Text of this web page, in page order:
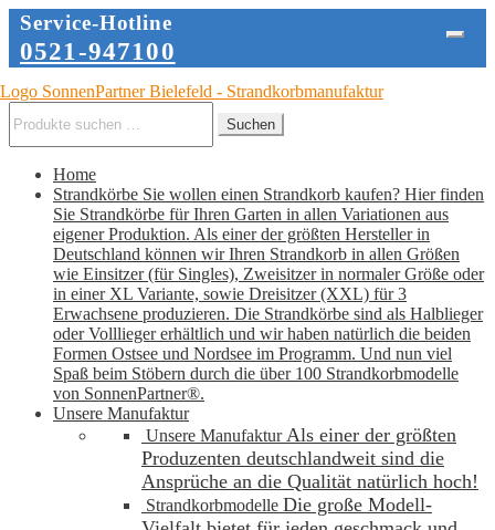
Service-Hotline
0521-947100
Zur
springen
Zum
springen
nach:
Suchen
Home
Strandkörbe Sie wollen einen Strandkorb kaufen? Hier finden
Sie Strandkörbe für Ihren Garten in allen Variationen aus
eigener Produktion. Als einer der größten Hersteller in
Deutschland können wir Ihren Strandkorb in allen Größen
wie Einsitzer (für Singles), Zweisitzer in normaler Größe oder
in einer XL Variante, sowie Dreisitzer (XXL) für 3
Erwachsene produzieren. Die Strandkörbe sind als Halblieger
oder Volllieger erhältlich und wir haben natürlich die beiden
Formen Ostsee und Nordsee im Programm. Und nun viel
Spaß beim Stöbern durch die über 100 Strandkorbmodelle
von SonnenPartner®.
Unsere Manufaktur
Unsere Manufaktur Als einer der größten
Produzenten deutschlandweit sind die
Ansprüche an die Qualität natürlich hoch!
Strandkorbmodelle Die große Modell-